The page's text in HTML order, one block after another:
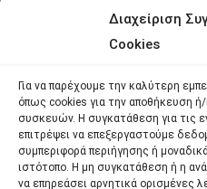
Διαχείριση
Cookies
Για να παρέχουμε την καλύτερη
όπως cookies για την αποθήκευση
συσκευών. Η συγκατάθεση για τις
επιτρέψει να επεξεργαστούμε
συμπεριφορά περιήγησης ή
ιστότοπο. Η μη συγκατάθεση ή η
να επηρεάσει αρνητικά ορισμένες
κάθε εργάσιμη ημέρα και ώρα
περιορισμό. Η είσοδος του
15.00. Η εξυπηρέτηση του κοινού
παγίων ισχυουσών διατάξεων.
εντός του εσωτερικού χώρου
κοινού, η εξυπηρέτησή του
προγραμματισμένου ραντεβού.